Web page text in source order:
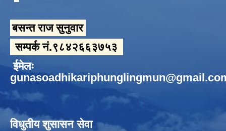
बसन्त राज सुनुवार
सम्पर्क नं.९८४२६६३७५३
ईमेलः
विधुतीय शुसासन सेवा